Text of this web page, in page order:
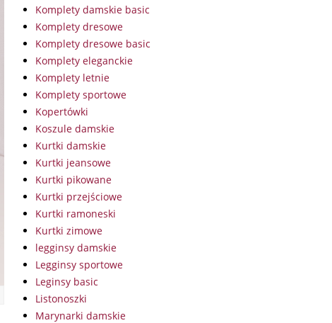
Komplety damskie basic
Komplety dresowe
Komplety dresowe basic
Komplety eleganckie
Komplety letnie
Komplety sportowe
Kopertówki
Koszule damskie
Kurtki damskie
Kurtki jeansowe
Kurtki pikowane
Kurtki przejściowe
Kurtki ramoneski
Kurtki zimowe
legginsy damskie
Legginsy sportowe
Leginsy basic
Listonoszki
Marynarki damskie